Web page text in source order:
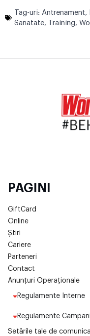
Tag-uri: Antrenament,
Sanatate, Training,
PAGINI
GiftCard
Online
Știri
Cariere
Parteneri
Contact
Anunțuri Operaționale
Regulamente Interne
Regulamente
Setările tale de